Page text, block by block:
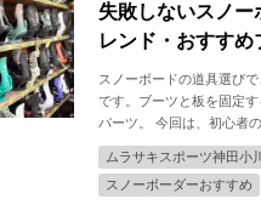
失敗しないスノー
レンド・おすす
スノーボードの道具選び
です。ブーツと板を固定
パーツ。 今回は、初心者
ムラサキスポーツ神田小
スノーボーダーおすすめ